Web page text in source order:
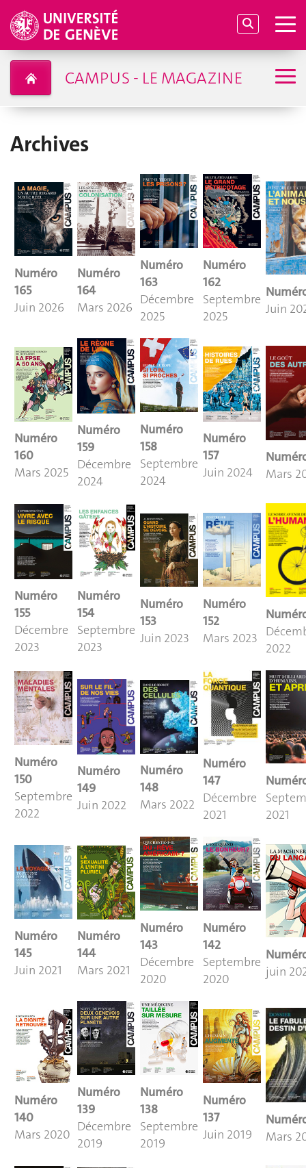
CAMPUS - LE MAGAZINE
Archives
Numéro
165
Juin 2026
Numéro
164
Mars 2026
Numéro
163
Décembre
2025
Numéro
162
Septembre
2025
Juin
Numéro
160
Mars 2025
Numéro
159
Décembre
2024
Numéro
158
Septembre
2024
Numéro
157
Juin 2024
Mars
Numéro
155
Décembre
2023
Numéro
154
Septembre
2023
Numéro
153
Juin 2023
Numéro
152
Mars 2023
2022
Numéro
150
Septembre
2022
Numéro
149
Juin 2022
Numéro
148
Mars 2022
Numéro
147
Décembre
2021
2021
Numéro
145
Juin 2021
Numéro
144
Mars 2021
Numéro
143
Décembre
2020
Numéro
142
Septembre
2020
juin
Numéro
140
Mars 2020
Numéro
139
Décembre
2019
Numéro
138
Septembre
2019
Numéro
137
Juin 2019
Mars